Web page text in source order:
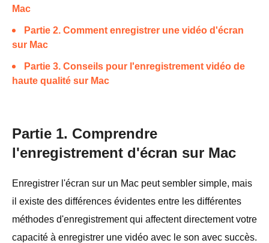
Mac
Partie 2. Comment enregistrer une vidéo d'écran
sur Mac
Partie 3. Conseils pour l'enregistrement vidéo de
haute qualité sur Mac
Partie 1. Comprendre
l'enregistrement d'écran sur Mac
Enregistrer l'écran sur un Mac peut sembler simple, mais
il existe des différences évidentes entre les différentes
méthodes d'enregistrement qui affectent directement votre
capacité à enregistrer une vidéo avec le son avec succès.